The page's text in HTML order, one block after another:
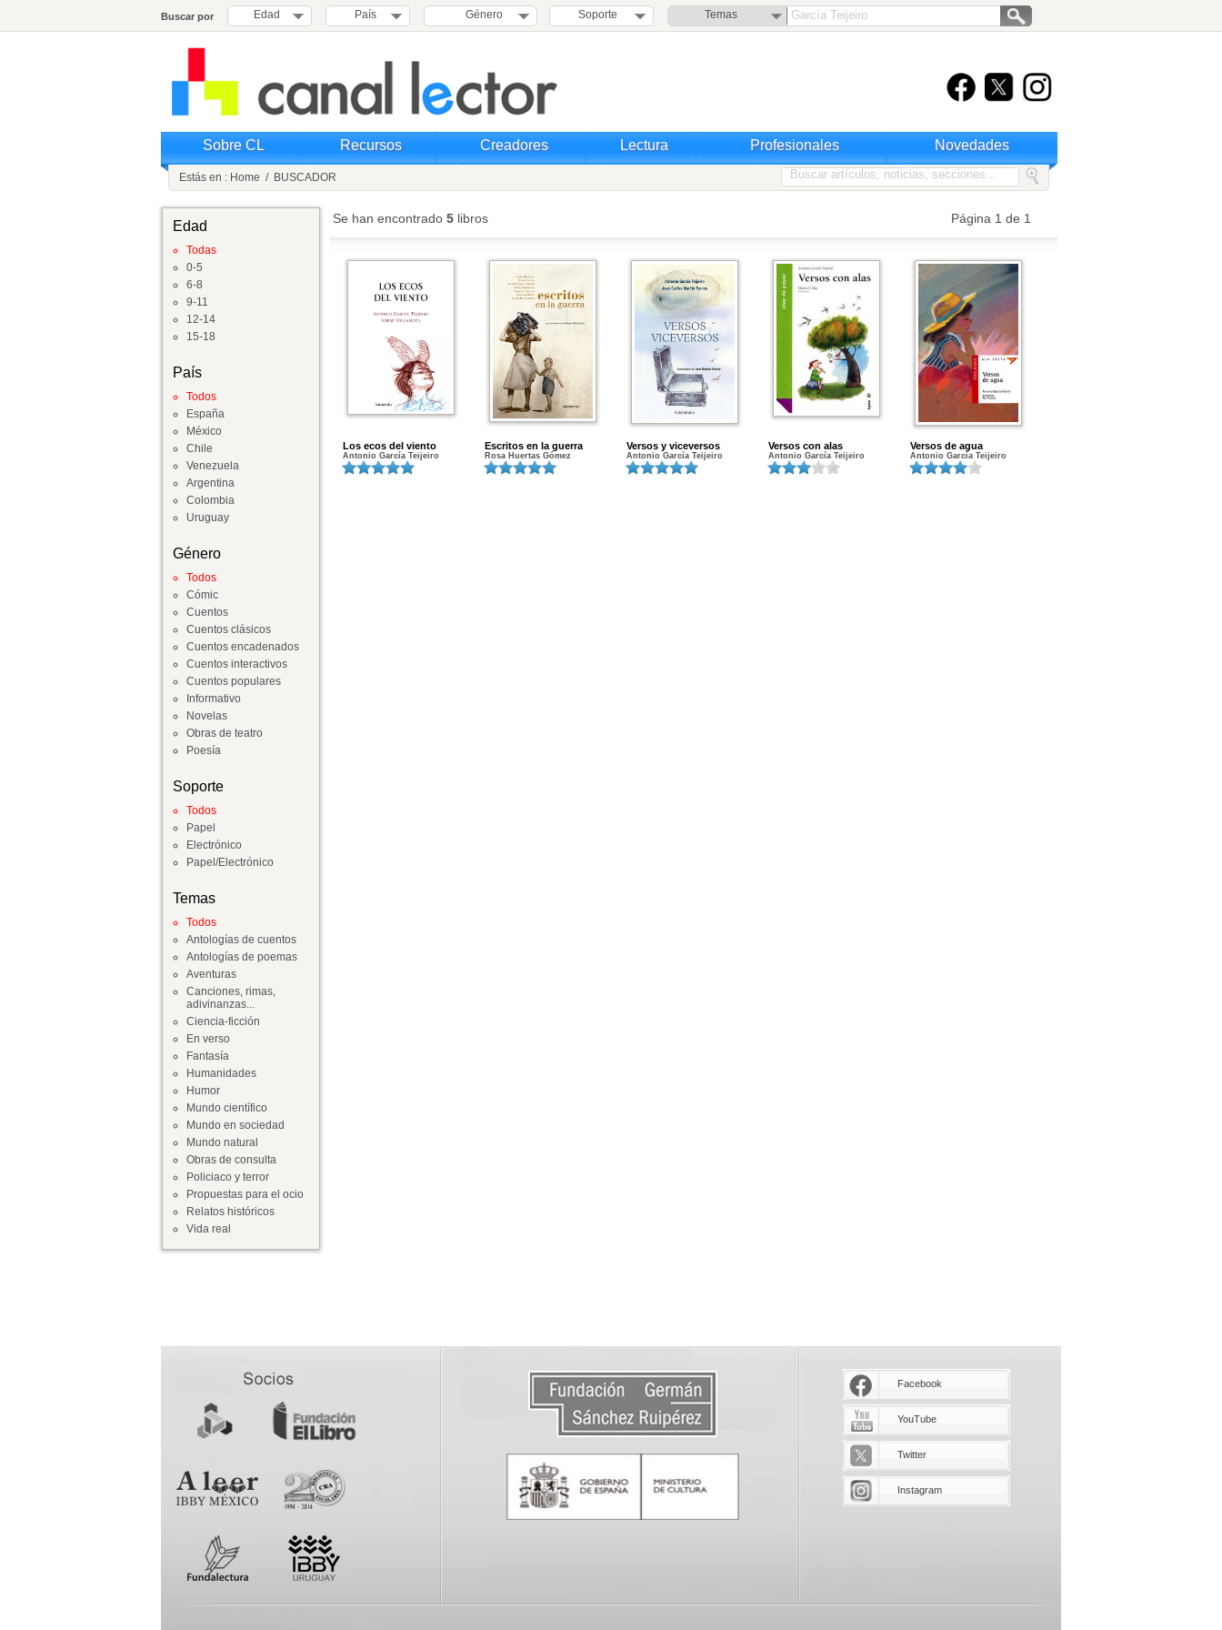
Buscar por Edad País Género Soporte Temas
Sobre CL Recursos Creadores Lectura Profesionales Novedades
Estás en : Home / BUSCADOR
Edad
Todas
0-5
6-8
9-11
12-14
15-18
País
Todos
España
México
Chile
Venezuela
Argentina
Colombia
Uruguay
Género
Todos
Cómic
Cuentos
Cuentos clásicos
Cuentos encadenados
Cuentos interactivos
Cuentos populares
Informativo
Novelas
Obras de teatro
Poesía
Soporte
Todos
Papel
Electrónico
Papel/Electrónico
Temas
Todos
Antologías de cuentos
Antologías de poemas
Aventuras
Canciones, rimas,
adivinanzas...
Ciencia-ficción
En verso
Fantasía
Humanidades
Humor
Mundo científico
Mundo en sociedad
Mundo natural
Obras de consulta
Policiaco y terror
Propuestas para el ocio
Relatos históricos
Vida real
Se han encontrado 5 libros Página 1 de 1
Los ecos del viento
Antonio García Teijeiro
Escritos en la guerra
Rosa Huertas Gómez
Versos y viceversos
Antonio García Teijeiro
Versos con alas
Antonio García Teijeiro
Versos de agua
Antonio García Teijeiro
Facebook
YouTube
Twitter
Instagram